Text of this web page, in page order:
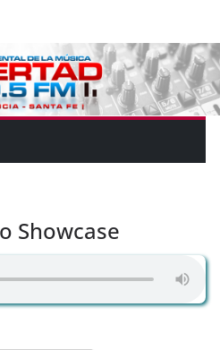
Showcase